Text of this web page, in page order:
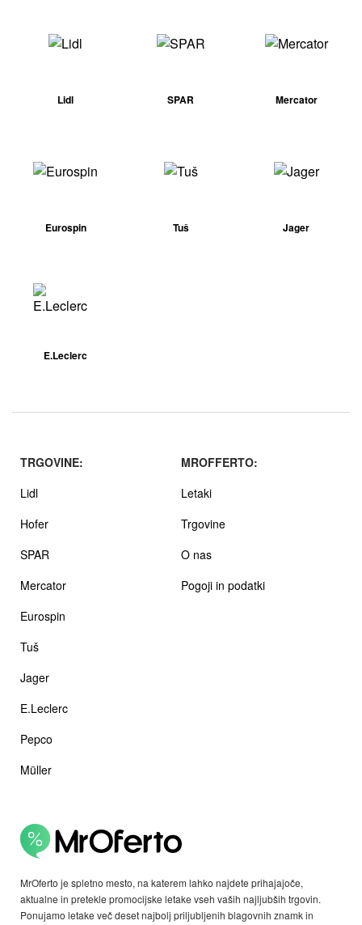
Lidl SPAR Mercator
Eurospin Tuš Jager
E.Leclerc
MrOferto je spletno mesto, na katerem lahko najdete prihajajoče,
aktualne in pretekle promocijske letake vseh vaših najljubših trgovin.
Ponujamo letake več deset najbolj priljubljenih blagovnih znamk in
TRGOVINE:
Lidl
Hofer
SPAR
Mercator
Eurospin
Tuš
Jager
E.Leclerc
Pepco
Müller
MROFFERTO:
Letaki
Trgovine
O nas
Pogoji in podatki